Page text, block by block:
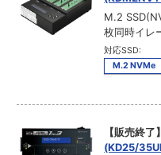
M.2
枚同時イレ
対応SSD:
M.2 NVMe
【販売終了】
(KD25/